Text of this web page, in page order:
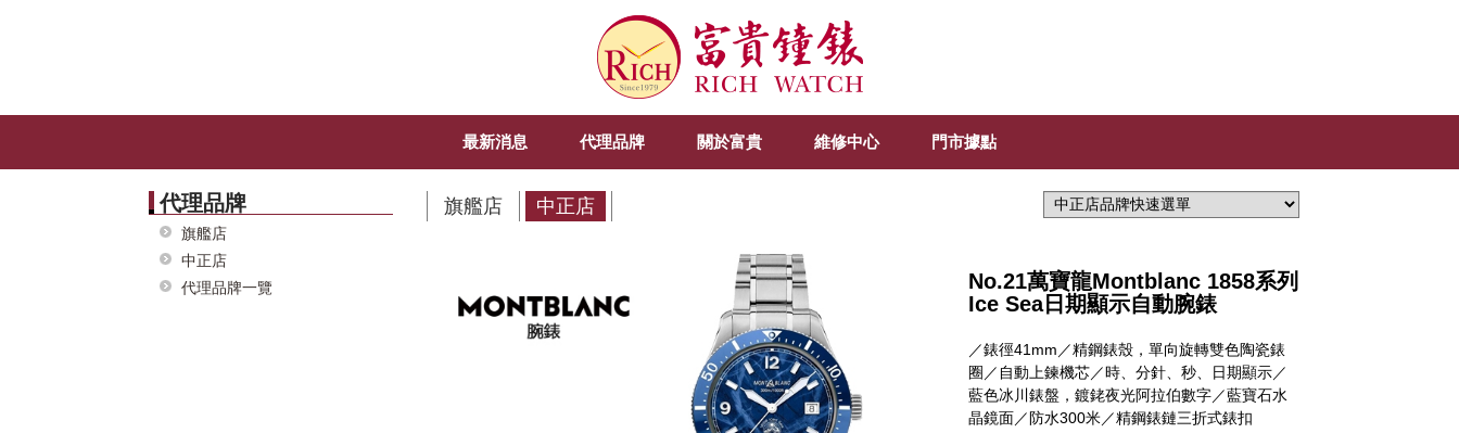
最新消息 代理品牌 關於富貴 維修中心 門市據點
代理品牌
旗艦店
中正店
代理品牌一覽
旗艦店 中正店
No.21萬寶龍Montblanc 1858系列
Ice Sea日期顯示自動腕錶
／錶徑41mm／精鋼錶殼，單向旋轉雙色陶瓷錶
圈／自動上鍊機芯／時、分針、秒、日期顯示／
藍色冰川錶盤，鍍銠夜光阿拉伯數字／藍寶石水
晶鏡面／防水300米／精鋼錶鏈三折式錶扣